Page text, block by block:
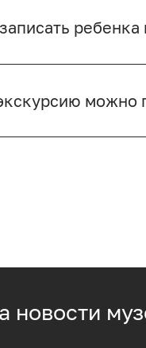
можно
новости